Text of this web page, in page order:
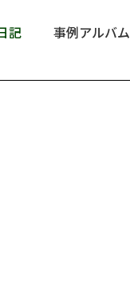
記 事例アルバム